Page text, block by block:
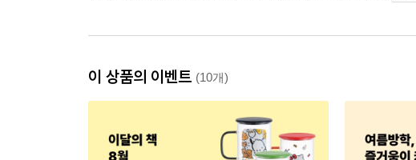
이 상품의 이벤트 (10개)